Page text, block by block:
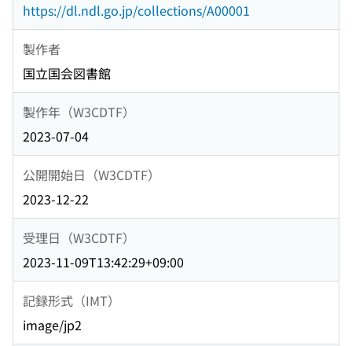
https://dl.ndl.go.jp/collections/A00001
製作者
国立国会図書館
製作年（W3CDTF）
2023-07-04
公開開始日（W3CDTF）
2023-12-22
受理日（W3CDTF）
2023-11-09T13:42:29+09:00
記録形式（IMT）
image/jp2